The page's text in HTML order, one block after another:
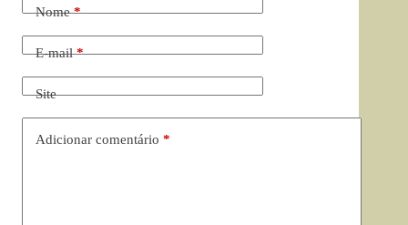
Nome*
E-mail*
Site
Adicionar comentário *